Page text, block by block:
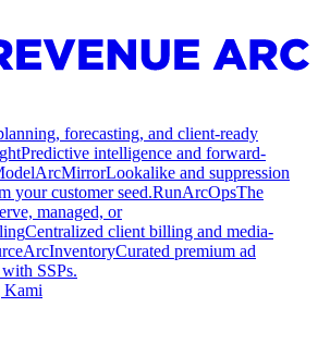
forecasting, and client-ready
Predictive intelligence and forward-
ArcMirrorLookalike and suppression
your customer seed.RunArcOpsThe
managed, or
Centralized client billing and media-
ArcInventoryCurated premium ad
SSPs.
Kami